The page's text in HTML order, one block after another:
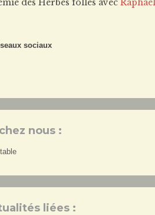
des Herbes folles avec
sociaux
nous :
liées :